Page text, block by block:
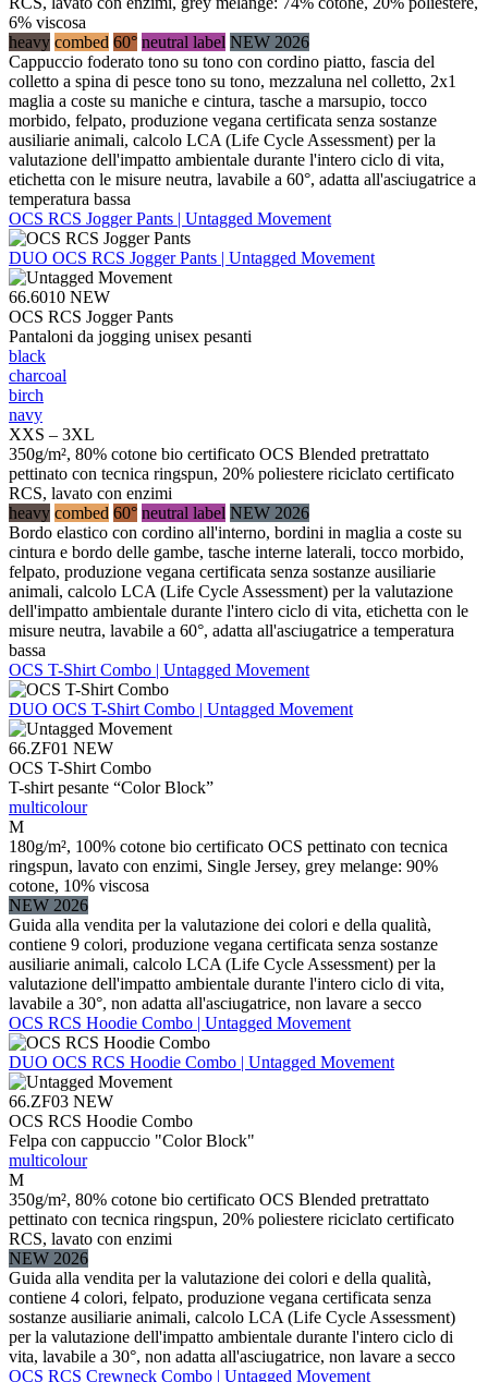
6% viscosa
heavy combed 60° neutral label NEW 2026
Cappuccio foderato tono su tono con cordino piatto, fascia del
colletto a spina di pesce tono su tono, mezzaluna nel colletto, 2x1
maglia a coste su maniche e cintura, tasche a marsupio, tocco
morbido, felpato, produzione vegana certificata senza sostanze
ausiliarie animali, calcolo LCA (Life Cycle Assessment) per la
valutazione dell'impatto ambientale durante l'intero ciclo di vita,
etichetta con le misure neutra, lavabile a 60°, adatta all'asciugatrice a
temperatura bassa
OCS RCS Jogger Pants | Untagged Movement
DUO OCS RCS Jogger Pants | Untagged Movement
66.6010 NEW
OCS RCS Jogger Pants
Pantaloni da jogging unisex pesanti
black
charcoal
birch
navy
XXS – 3XL
350g/m², 80% cotone bio certificato OCS Blended pretrattato
pettinato con tecnica ringspun, 20% poliestere riciclato certificato
RCS, lavato con enzimi
heavy combed 60° neutral label NEW 2026
Bordo elastico con cordino all'interno, bordini in maglia a coste su
cintura e bordo delle gambe, tasche interne laterali, tocco morbido,
felpato, produzione vegana certificata senza sostanze ausiliarie
animali, calcolo LCA (Life Cycle Assessment) per la valutazione
dell'impatto ambientale durante l'intero ciclo di vita, etichetta con le
misure neutra, lavabile a 60°, adatta all'asciugatrice a temperatura
bassa
OCS T-Shirt Combo | Untagged Movement
DUO OCS T-Shirt Combo | Untagged Movement
66.ZF01 NEW
OCS T-Shirt Combo
T-shirt pesante “Color Block”
multicolour
M
180g/m², 100% cotone bio certificato OCS pettinato con tecnica
ringspun, lavato con enzimi, Single Jersey, grey melange: 90%
cotone, 10% viscosa
NEW 2026
Guida alla vendita per la valutazione dei colori e della qualità,
contiene 9 colori, produzione vegana certificata senza sostanze
ausiliarie animali, calcolo LCA (Life Cycle Assessment) per la
valutazione dell'impatto ambientale durante l'intero ciclo di vita,
lavabile a 30°, non adatta all'asciugatrice, non lavare a secco
OCS RCS Hoodie Combo | Untagged Movement
DUO OCS RCS Hoodie Combo | Untagged Movement
66.ZF03 NEW
OCS RCS Hoodie Combo
Felpa con cappuccio "Color Block"
multicolour
M
350g/m², 80% cotone bio certificato OCS Blended pretrattato
pettinato con tecnica ringspun, 20% poliestere riciclato certificato
RCS, lavato con enzimi
NEW 2026
Guida alla vendita per la valutazione dei colori e della qualità,
contiene 4 colori, felpato, produzione vegana certificata senza
sostanze ausiliarie animali, calcolo LCA (Life Cycle Assessment)
per la valutazione dell'impatto ambientale durante l'intero ciclo di
vita, lavabile a 30°, non adatta all'asciugatrice, non lavare a secco
OCS RCS Crewneck Combo | Untagged Movement